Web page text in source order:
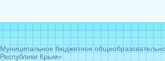
Муниципальное бюджетное
Республики Крым»